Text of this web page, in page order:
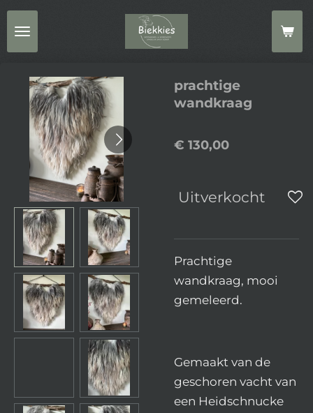
Ga
direct
naar
hoofdinhoud
prachtige
wandkraag
€ 130,00
Uitverkocht
Prachtige
wandkraag, mooi
gemeleerd.
Gemaakt van de
geschoren vacht van
een Heidschnucke